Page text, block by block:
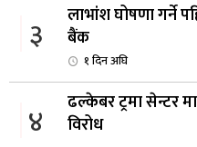
३
लाभांश घोषणा गर्ने
बैंक
१ दिन अघि
४
ढल्केबर ट्रमा सेन्टर
विरोध